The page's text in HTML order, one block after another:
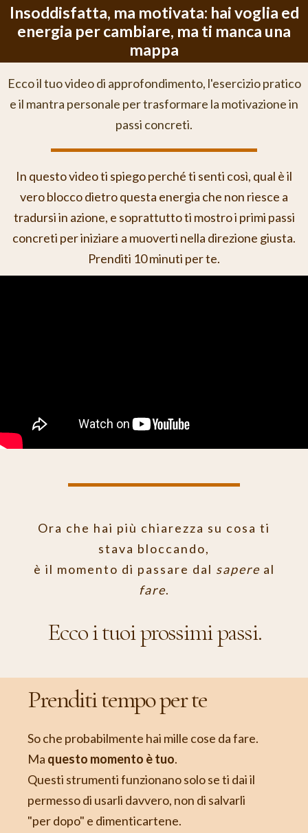
Insoddisfatta, ma motivata: hai voglia ed
energia per cambiare, ma ti manca una
mappa
Ecco il tuo video di approfondimento, l'esercizio pratico
e il mantra personale per trasformare la motivazione in
passi concreti.
In questo video ti spiego perché ti senti così, qual è il
vero blocco dietro questa energia che non riesce a
tradursi in azione, e soprattutto ti mostro i primi passi
concreti per iniziare a muoverti nella direzione giusta.
Prenditi 10 minuti per te.
Ora che hai più chiarezza su cosa ti
stava bloccando,
è il momento di passare dal sapereal
fare.
Ecco i tuoi prossimi passi.
Prenditi tempo per te
So che probabilmente hai mille cose da fare.
Ma questo momento è tuo.
Questi strumenti funzionano solo se ti dai il
permesso di usarli davvero, non di salvarli
"per dopo" e dimenticartene.